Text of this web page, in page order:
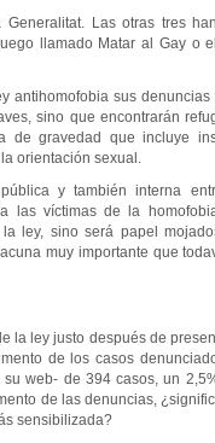
Las otras tres
llamado Matar al Gay o
antihomofobia sus denuncias
sino que encontrarán
de gravedad que incluye
orientación sexual.
y también interna
las víctimas de la
ley, sino será papel
muy importante que
la ley justo después de
de los casos
web- de 394 casos, un
de las denuncias,
sensibilizada?